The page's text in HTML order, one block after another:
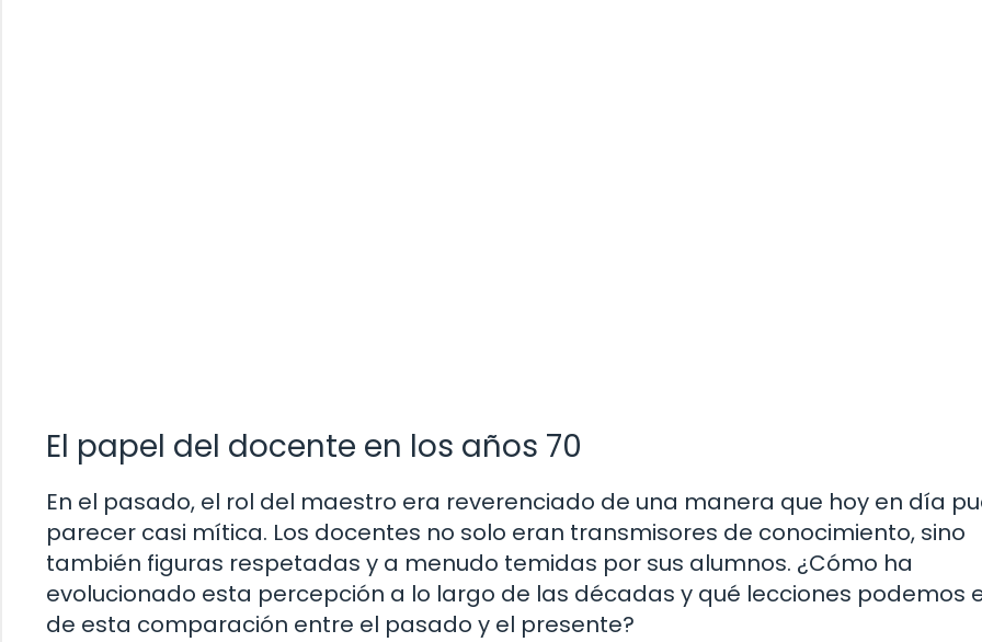
El papel del docente en los años 70
En el pasado, el rol del maestro era reverenciado de una manera que hoy en día
parecer casi mítica. Los docentes no solo eran transmisores de conocimiento, sino
también figuras respetadas y a menudo temidas por sus alumnos. ¿Cómo ha
evolucionado esta percepción a lo largo de las décadas y qué lecciones podemos
de esta comparación entre el pasado y el presente?